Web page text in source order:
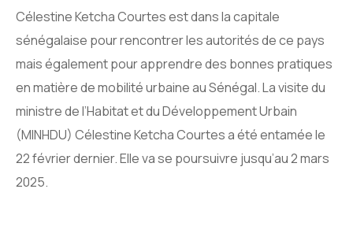
Célestine Ketcha Courtes est dans la capitale
sénégalaise pour rencontrer les autorités de ce pays
mais également pour apprendre des bonnes pratiques
en matière de mobilité urbaine au Sénégal. La visite du
ministre de l’Habitat et du Développement Urbain
(MINHDU) Célestine Ketcha Courtes a été entamée le
22 février dernier. Elle va se poursuivre jusqu’au 2 mars
2025.